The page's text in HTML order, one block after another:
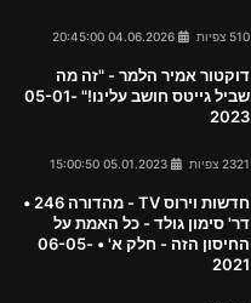
510 צפיות
דוקטור אמיר הלמר - "זה מה
שביל גייטס חושב עלינו!" 05-01-
2023
2321 צפיות
חדשות וירוס TV - מהדורה 246 •
דר' סימון גולד - כל האמת על
החיסון הזה - חלק א' • 06-05-
2021